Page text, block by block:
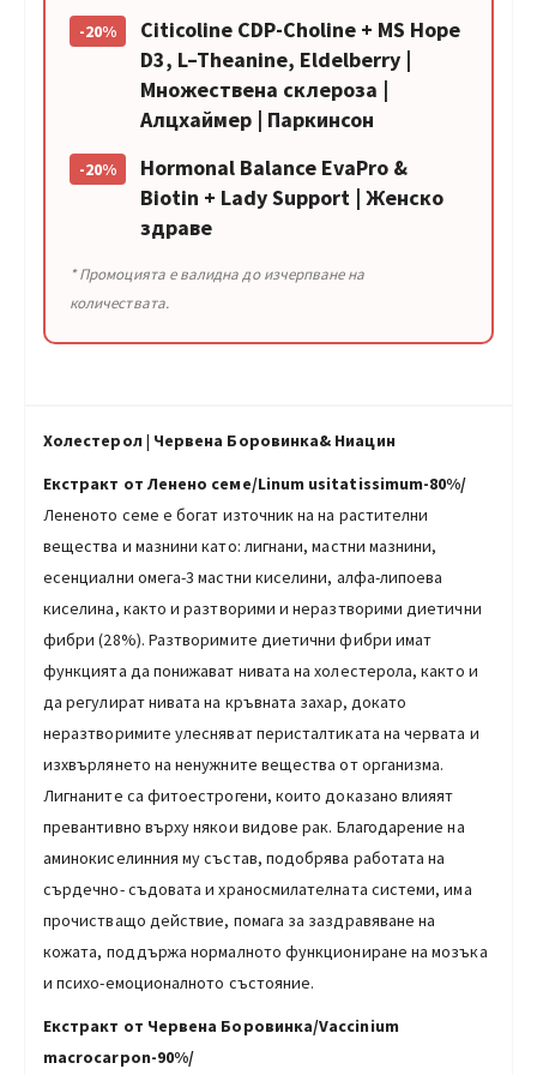
-20%
Citicoline CDP-Choline + MS Hope
D3, L–Theanine, Eldelberry |
Множествена склероза |
Алцхаймер | Паркинсон
-20%
Hormonal Balance EvaPro &
Biotin + Lady Support | Женско
здраве
* Промоцията е валидна до изчерпване на
количествата.
Холестерол | Червена Боровинка& Ниацин
Екстракт от Ленено семе/Linum usitatissimum-80%/
Лененото семе е богат източник на на растителни
вещества и мазнини като: лигнани, мастни мазнини,
есенциални омега-3 мастни киселини, алфа-липоева
киселина, както и разтворими и неразтворими диетични
фибри (28%). Разтворимите диетични фибри имат
функцията да понижават нивата на холестерола, както и
да регулират нивата на кръвната захар, докато
неразтворимите улесняват перисталтиката на червата и
изхвърлянето на ненужните вещества от организма.
Лигнаните са фитоестрогени, които доказано влияят
превантивно върху някои видове рак. Благодарение на
аминокиселинния му състав, подобрява работата на
сърдечно- съдовата и храносмилателната системи, има
прочистващо действие, помага за заздравяване на
кожата, поддържа нормалното функциониране на мозъка
и психо-емоционалното състояние.
Екстракт от Червена Боровинка/Vaccinium
macrocarpon-90%/